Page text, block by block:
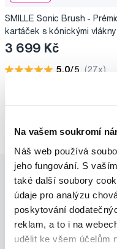
Na vašem soukromí
Náš web používá
jeho fungování. S
také další soubory
údaje pro analýzu
poskytování
reklam, a to i na
udělit ke všem účelům
SMILLE Sonic Brush -
kartáček s kónickými vlákny
3 699 Kč
5,0/5 (27x)
Do košíku